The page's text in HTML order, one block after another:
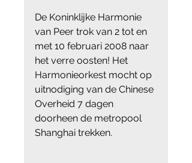
De Koninklijke Harmonie
van Peer trok van 2 tot en
met 10 februari 2008 naar
het verre oosten! Het
Harmonieorkest mocht op
uitnodiging van de Chinese
Overheid 7 dagen
doorheen de metropool
Shanghai trekken.